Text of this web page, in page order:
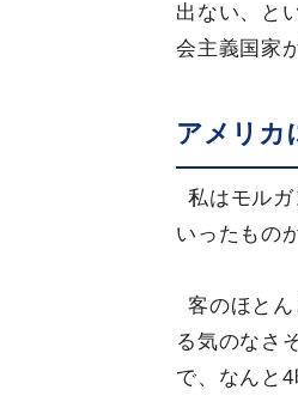
出ない、と
会主義国家
アメリカ
私はモル
いったもの
客のほと
る気のなさ
で、なんと4